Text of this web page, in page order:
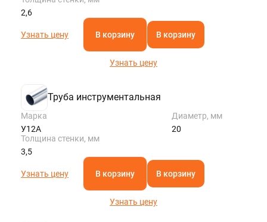
2,6
Узнать цену В корзину В корзину
Узнать цену
Труба инструментальная
Марка
У12А
Диаметр, мм
20
Толщина стенки, мм
3,5
Узнать цену В корзину В корзину
Узнать цену